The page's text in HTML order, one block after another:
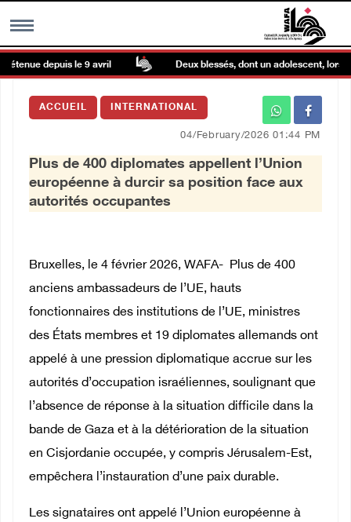
MENU
Galerie d’images
Centre palestinien
العربية
English
depuis le 9 avril Deux blessés, dont un adolescent, lors
ACCUEIL INTERNATIONAL
04/February/2026 01:44 PM
Plus de 400 diplomates appellent l’Union
européenne à durcir sa position face aux
autorités occupantes
Bruxelles, le 4 février 2026, WAFA- Plus de 400
anciens ambassadeurs de l’UE, hauts
fonctionnaires des institutions de l’UE, ministres
des États membres et 19 diplomates allemands ont
appelé à une pression diplomatique accrue sur les
autorités d’occupation israéliennes, soulignant que
l’absence de réponse à la situation difficile dans la
bande de Gaza et à la détérioration de la situation
en Cisjordanie occupée, y compris Jérusalem-Est,
empêchera l’instauration d’une paix durable.
Les signataires ont appelé l’Union européenne à